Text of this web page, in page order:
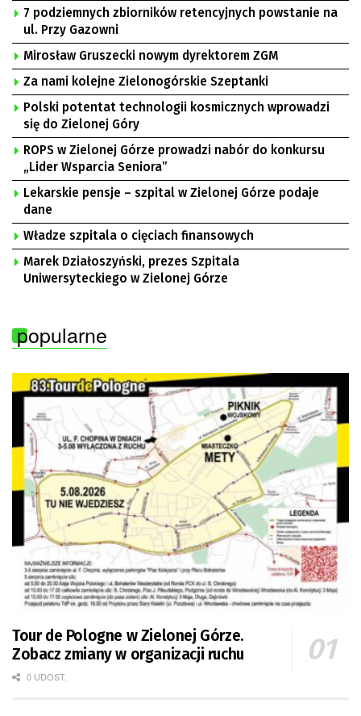
7 podziemnych zbiorników retencyjnych powstanie na
ul. Przy Gazowni
Mirosław Gruszecki nowym dyrektorem ZGM
Za nami kolejne Zielonogórskie Szeptanki
Polski potentat technologii kosmicznych wprowadzi
się do Zielonej Góry
ROPS w Zielonej Górze prowadzi nabór do konkursu
„Lider Wsparcia Seniora”
Lekarskie pensje – szpital w Zielonej Górze podaje
dane
Władze szpitala o cięciach finansowych
Marek Działoszyński, prezes Szpitala
Uniwersyteckiego w Zielonej Górze
popularne
Tour de Pologne w Zielonej Górze.
Zobacz zmiany w organizacji ruchu
0 UDOST.